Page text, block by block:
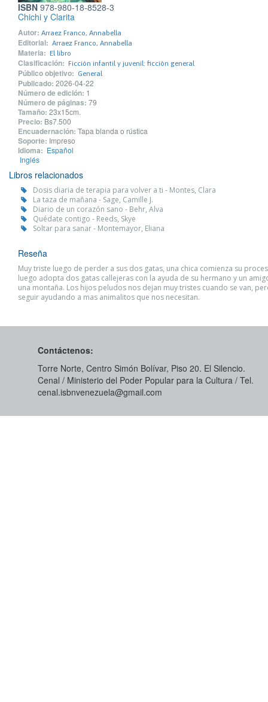
ISBN 978-980-18-8528-3
Chichi y Clarita
Autor: Arraez Franco, Annabella
Editorial: Arraez Franco, Annabella
Materia: El libro
Clasificación: Ficción infantil y juvenil: ficción general
Público objetivo: General
Publicado: 2026-04-22
Número de edición: 1
Número de páginas: 79
Tamaño: 23x15cm.
Precio: Bs7.500
Encuadernación: Tapa blanda o rústica
Soporte: Impreso
Idioma: Español
Inglés
Libros relacionados
Dosis diaria de terapia para volver a ti - Montes, Clara
La taza de mañana - Sage, Camille J.
Diario de un corazón sano - Behr, Alva
Quédate contigo - Reeds, Skye
Soltar para sanar - Montemayor, Eliana
Reseña
Muy triste luego de perder a sus dos gatas, una chica comienza su
luego adopta dos gatas callejeras con la ayuda de su hermano y un
una montaña. Los hijos peludos nos dejan muy tristes cuando se van,
seguir ayudando a mas animalitos que nos necesitan.
Contáctenos:
Torre Norte, Centro Simón Bolívar, Piso 20. El Silencio.
Cenal / Ministerio del Poder Popular para la Cultura / Tel.
cenal.isbnvenezuela@gmail.com